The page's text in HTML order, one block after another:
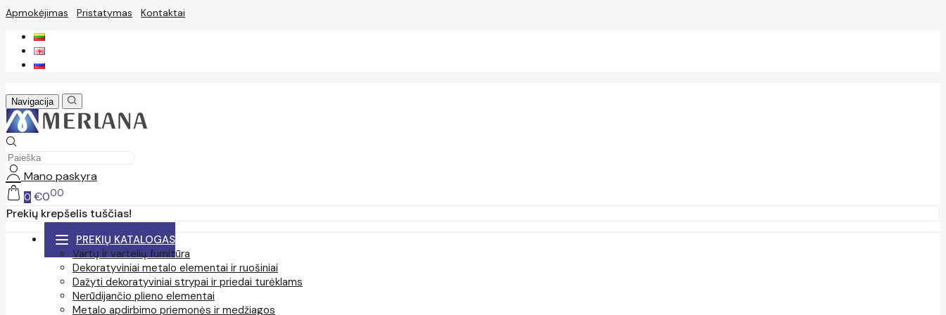
Apmokėjimas Pristatymas Kontaktai
Navigacija
Mano paskyra
0 €000
Prekių krepšelis tuščias!
PREKIŲ KATALOGAS
Vartų ir vartelių furnitūra
Dekoratyviniai metalo elementai ir ruošiniai
Dažyti dekoratyviniai strypai ir priedai turėklams
Nerūdijančio plieno elementai
Metalo apdirbimo priemonės ir medžiagos